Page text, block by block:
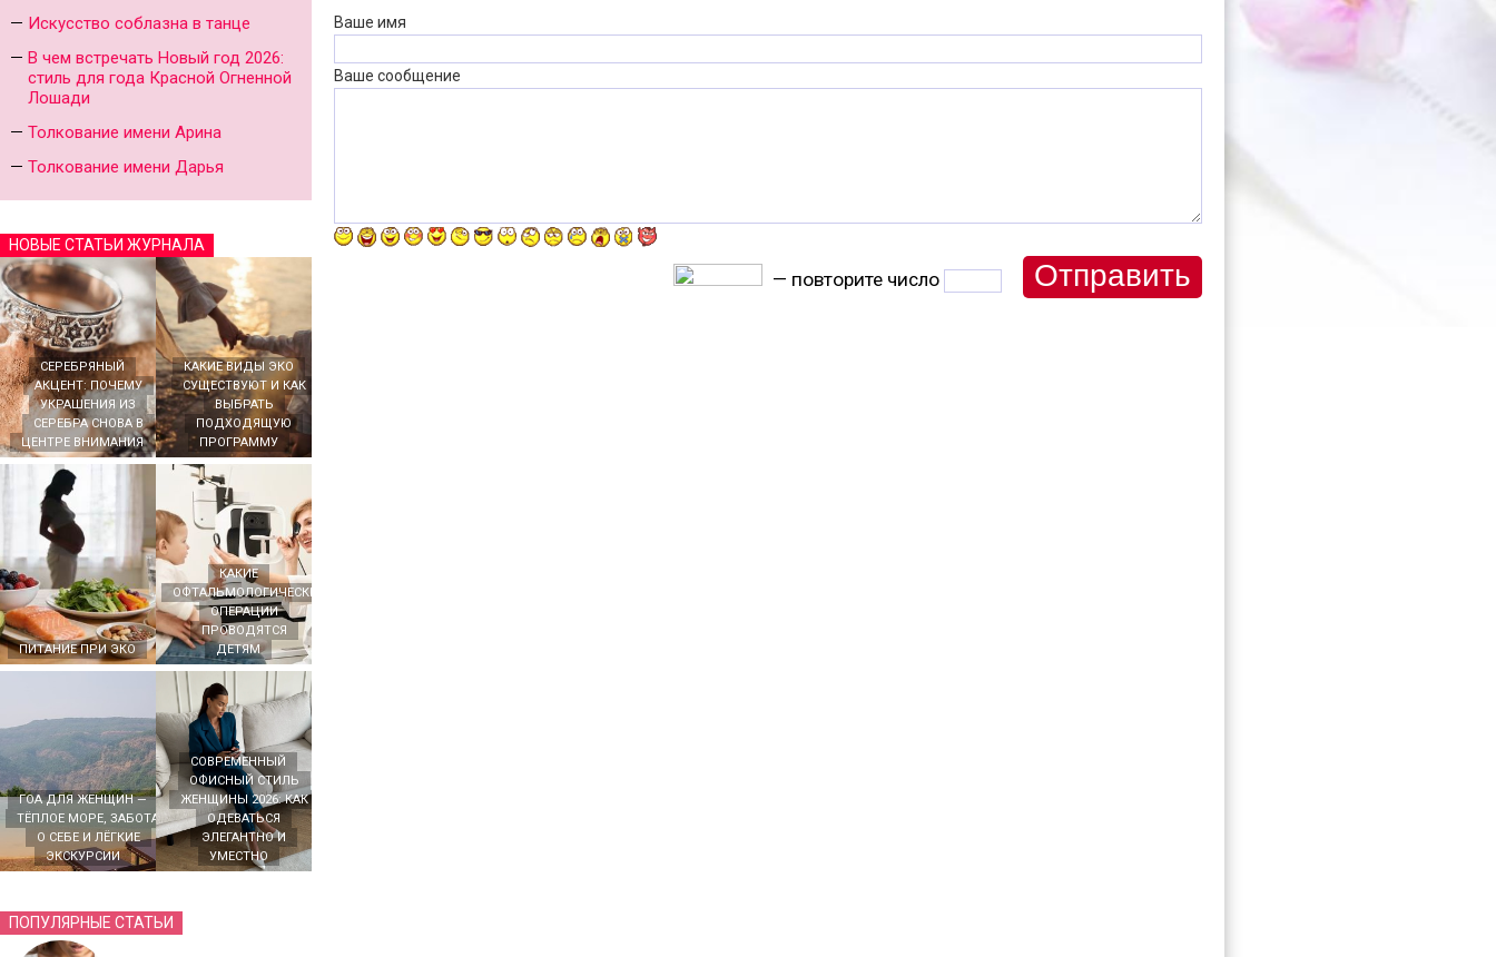
Искусство соблазна в танце
В чем встречать Новый год 2026:
стиль для года Красной Огненной
Лошади
Толкование имени Арина
Толкование имени Дарья
НОВЫЕ СТАТЬИ ЖУРНАЛА
СЕРЕБРЯНЫЙ
АКЦЕНТ: ПОЧЕМУ
УКРАШЕНИЯ ИЗ
СЕРЕБРА СНОВА В
ЦЕНТРЕ ВНИМАНИЯ
КАКИЕ ВИДЫ ЭКО
СУЩЕСТВУЮТ И КАК
ВЫБРАТЬ
ПОДХОДЯЩУЮ
ПРОГРАММУ
ПИТАНИЕ ПРИ ЭКО
КАКИЕ
ОФТАЛЬМОЛОГИЧЕСКИЕ
ОПЕРАЦИИ
ПРОВОДЯТСЯ
ДЕТЯМ
ГОА ДЛЯ ЖЕНЩИН —
ТЁПЛОЕ МОРЕ, ЗАБОТА
О СЕБЕ И ЛЁГКИЕ
ЭКСКУРСИИ
СОВРЕМЕННЫЙ
ОФИСНЫЙ СТИЛЬ
ЖЕНЩИНЫ 2026: КАК
ОДЕВАТЬСЯ
ЭЛЕГАНТНО И
УМЕСТНО
ПОПУЛЯРНЫЕ СТАТЬИ
Ваше имя
Ваше сообщение
— повторите число